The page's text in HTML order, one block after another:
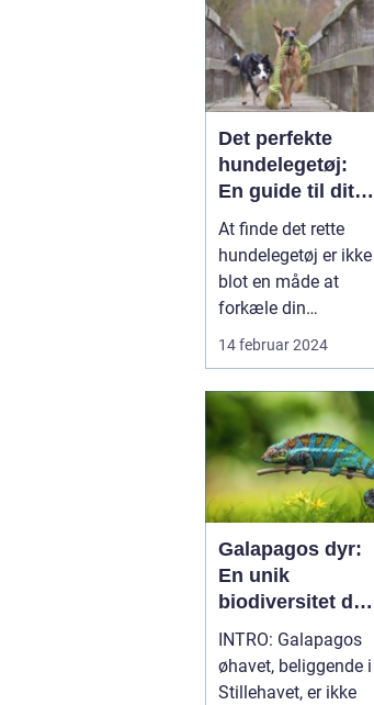
Det perfekte
hundelegetøj:
En guide til dit
kæledyrs glæde
og trivsel
At finde det rette
hundelegetøj er ikke
blot en måde at
forkæle din
firbenede ven; det er
14 februar 2024
Galapagos dyr:
En unik
biodiversitet du
bør kende til
INTRO: Galapagos
øhavet, beliggende i
Stillehavet, er ikke